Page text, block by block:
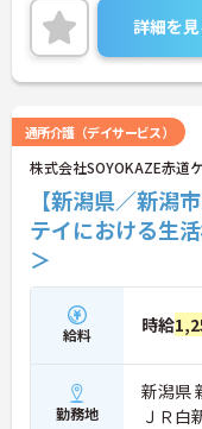
詳細をお話しいたしま
い。
詳細を
通所介護（デイサービス）
株式会社SOYOKAZE赤道
【新潟県／新潟
テイにおける生
＞
給料 時給
勤務地
新潟県
ＪＲ白